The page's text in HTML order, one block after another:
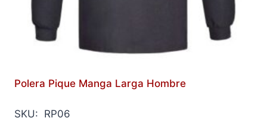
Polera Pique Manga Larga Hombre
SKU: RP06